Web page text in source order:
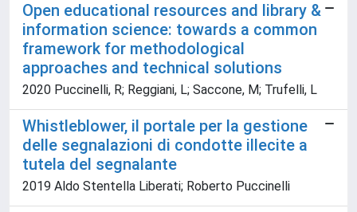
Open educational resources and library &
information science: towards a common
framework for methodological
approaches and technical solutions
2020 Puccinelli, R; Reggiani, L; Saccone, M; Trufelli, L
Whistleblower, il portale per la gestione
delle segnalazioni di condotte illecite a
tutela del segnalante
2019 Aldo Stentella Liberati; Roberto Puccinelli